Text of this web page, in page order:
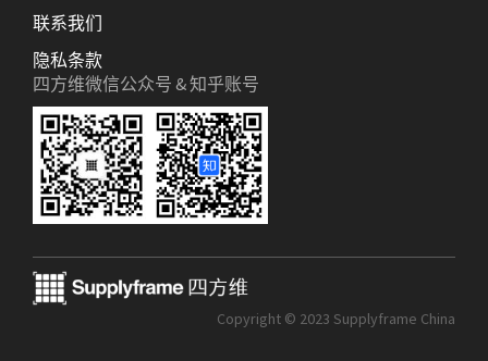
联系我们
隐私条款
四方维微信公众号 & 知乎账号
Copyright © 2023 Supplyframe China